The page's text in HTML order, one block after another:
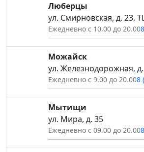
Люберцы
ул. Смирновская, д. 23,
Ежедневно с 10.00 до 20.00
Можайск
ул. Железнодорожная,
Ежедневно с 9.00 до 20.008
Мытищи
ул. Мира, д. 35
Ежедневно с 09.00 до 20.00